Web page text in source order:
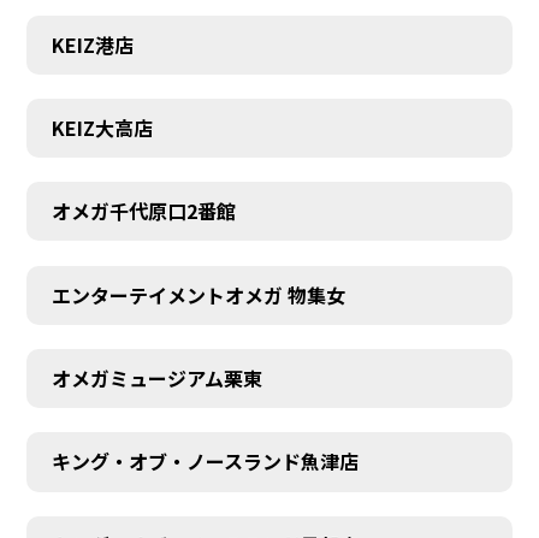
KEIZ港店
KEIZ大高店
オメガ千代原口2番館
エンターテイメントオメガ 物集女
オメガミュージアム栗東
キング・オブ・ノースランド魚津店